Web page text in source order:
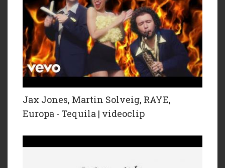
Jax Jones, Martin Solveig, RAYE,
Europa - Tequila | videoclip